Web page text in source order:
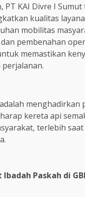
PT KAI Divre I Sumut
kualitas
mobilitas
pembenahan
memastikan
menghadirkan
kereta api
terlebih
Paskah di